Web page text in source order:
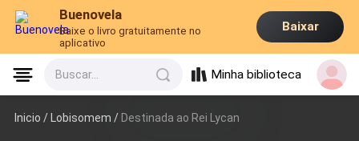
Buenovela
Baixe o livro gratuitamente no
aplicativo
Baixar
Buscar... Minha biblioteca
Inicio /Lobisomem / Destinada ao Rei Lycan